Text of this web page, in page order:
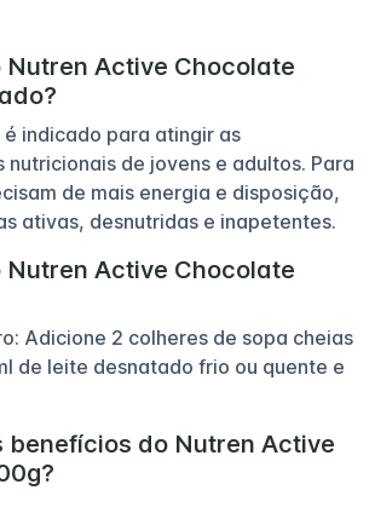
Nutren Active Chocolate
indicado para atingir as
de jovens e adultos. Para
de mais energia e disposição,
ativas, desnutridas e inapetentes.
Nutren Active Chocolate
Adicione 2 colheres de sopa cheias
de leite desnatado frio ou quente e
benefícios do Nutren Active